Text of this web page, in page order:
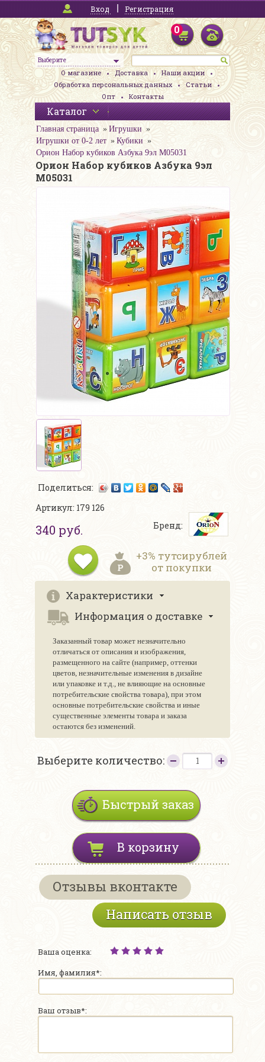
Вход Регистрация
Выберите
0
О магазине Доставка
Наши акции
Обработка персональных данных
Статьи
Опт
Контакты
Каталог
Главная страница
Игрушки
Игрушки от 0-2 лет
Кубики
Орион Набор кубиков Азбука 9эл М05031
Орион Набор кубиков Азбука 9эл
М05031
Поделиться:
Артикул: 179 126
340 руб. Бренд:
+3% тутсирублей
от покупки
Характеристики
Информация о доставке
Заказанный товар может незначительно
отличаться от описания и изображения,
размещенного на сайте (например, оттенки
цветов, незначительные изменения в дизайне
или упаковке и т.д., не влияющие на основные
потребительские свойства товара), при этом
основные потребительские свойства и иные
существенные элементы товара и заказа
остаются без изменений.
Выберите количество:
Быстрый заказ
В корзину
Отзывы вконтакте
Написать отзыв
Ваша оценка:
Имя, фамилия*:
Ваш отзыв*: